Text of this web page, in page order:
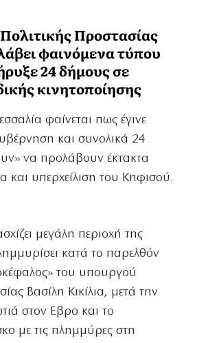
Προστασίας
φαινόμενα τύπου
24 δήμους σε
κινητοποίησης
φαίνεται πως έγινε
και συνολικά 24
να προλάβουν έκτακτα
και υπερχείλιση του Κηφισού.
μεγάλη περιοχή της
κατά το παρελθόν
του υπουργού
Βασίλη Κικίλια, μετά την
στον Εβρο και το
με τις πλημμύρες στη